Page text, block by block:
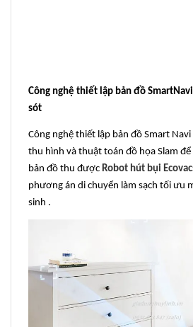
Công nghệ thiết lập bản đồ
sót
Công nghệ thiết lập bản đồ Smart
thu hình và thuật toán đồ họa Slam
bản đồ thu được Robot hút bụi
phương án di chuyển làm sạch tối ưu
sinh .